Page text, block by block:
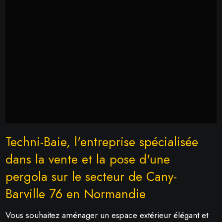
Techni-Baie, l'entreprise spécialisée
dans la vente et la pose d'une
pergola sur le secteur de Cany-
Barville 76 en Normandie
Vous souhaitez aménager un espace extérieur élégant et